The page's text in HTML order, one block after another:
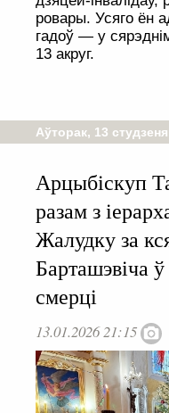
ровары. Усяго ён
гадоў — у
13 акруг.
Аўторак, 13 студзеня
Арцыбіскуп
разам з
Жалудку за
Барташэвіча
смерці
13.01.2026 21:15